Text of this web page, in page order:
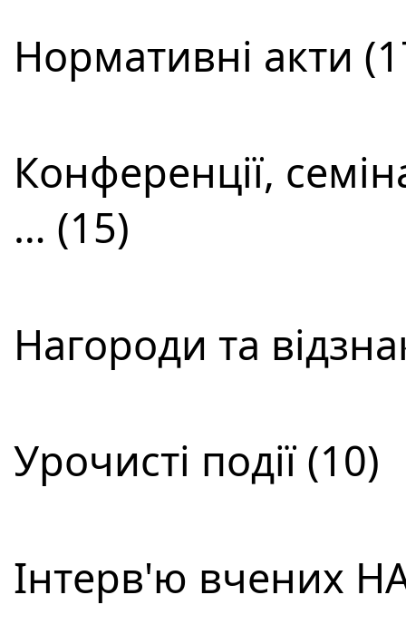
Нормативні акти
Конференції,
… (15)
Нагороди та
Урочисті події (10)
Інтерв'ю вчених